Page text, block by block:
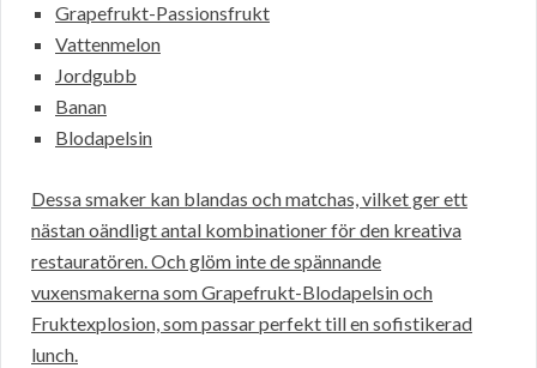
Grapefrukt-Passionsfrukt
Vattenmelon
Jordgubb
Banan
Blodapelsin
Dessa smaker kan blandas och matchas, vilket ger ett
nästan oändligt antal kombinationer för den kreativa
restauratören. Och glöm inte de spännande
vuxensmakerna som Grapefrukt-Blodapelsin och
Fruktexplosion, som passar perfekt till en sofistikerad
lunch.